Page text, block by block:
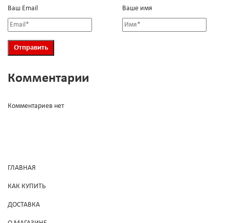
Ваш Email Ваше имя
Комментарии
Комментариев нет
ГЛАВНАЯ
КАК КУПИТЬ
ДОСТАВКА